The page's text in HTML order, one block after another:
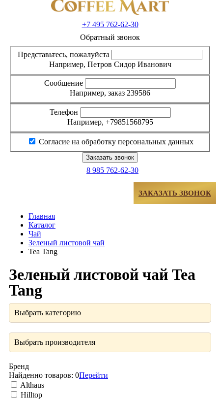
+7 495762-62-30
Обратный звонок
Представьтесь, пожалуйста
Например, Петров Сидор Иванович
Сообщение
Например, заказ 239586
Телефон
Например, +79851568795
Согласие на обработку персональных данных
8 985 762-62-30
ЗАКАЗАТЬ ЗВОНОК
Главная
Каталог
Чай
Зеленый листовой чай
Tea Tang
Зеленый листовой чай Tea
Tang
Выбрать категорию
Выбрать производителя
Бренд
Найденно товаров: 0Перейти
Althaus
Hilltop